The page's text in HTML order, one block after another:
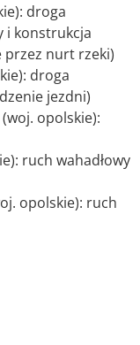
droga
i konstrukcja
przez nurt rzeki)
droga
jezdni)
opolskie):
ruch wahadłowy
opolskie): ruch